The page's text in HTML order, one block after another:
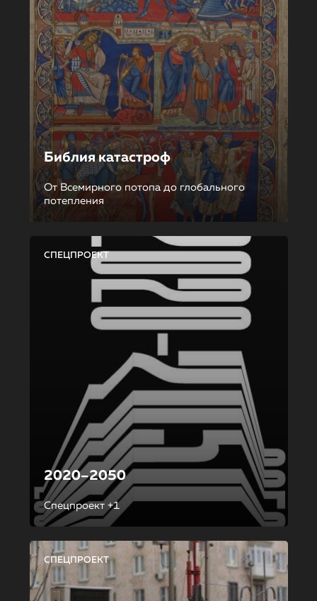
Библия катастроф
От Всемирного потопа до глобального
потепления
СПЕЦПРОЕКТ
2020–2050
Спецпроект +1
СПЕЦПРОЕКТ